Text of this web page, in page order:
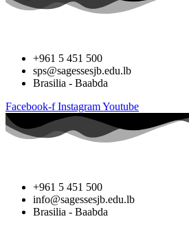
+961 5 451 500
sps@sagessesjb.edu.lb
Brasilia - Baabda
Facebook-f InstagramYoutube
+961 5 451 500
info@sagessesjb.edu.lb
Brasilia - Baabda